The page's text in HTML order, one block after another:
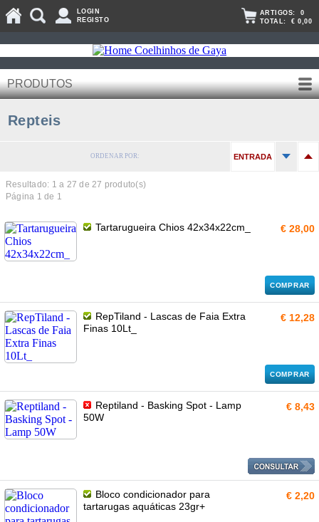
LOGIN
REGISTO
ARTIGOS: 0
TOTAL: € 0,00
PRODUTOS
Repteis
ORDENAR POR: ENTRADA
Resultado: 1 a 27 de 27 produto(s)
Página 1 de 1
Tartarugueira Chios 42x34x22cm_ € 28,00
COMPRAR
RepTiland - Lascas de Faia Extra
Finas 10Lt_
€ 12,28
COMPRAR
Reptiland - Basking Spot - Lamp
50W
€ 8,43
Bloco condicionador para
tartarugas aquáticas 23gr+
€ 2,20